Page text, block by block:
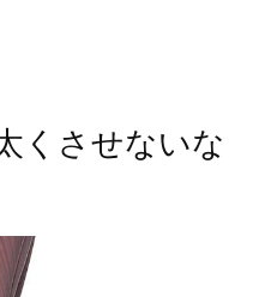
くさせないな